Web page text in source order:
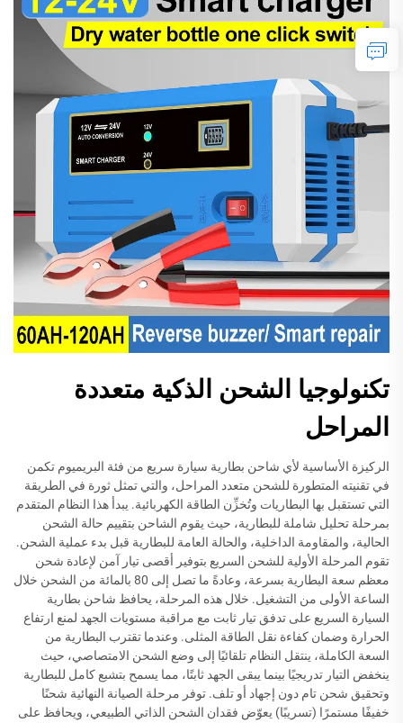
تكنولوجيا الشحن الذكية متعددة
المراحل
الركيزة الأساسية لأي شاحن بطارية سيارة سريع من فئة البريميوم تكمن
في تقنيته المتطورة للشحن متعدد المراحل، والتي تمثل ثورة في الطريقة
التي تستقبل بها البطاريات وتُخزِّن الطاقة الكهربائية. يبدأ هذا النظام المتقدم
بمرحلة تحليل شاملة للبطارية، حيث يقوم الشاحن بتقييم حالة الشحن
الحالية، والمقاومة الداخلية، والحالة العامة للبطارية قبل بدء عملية الشحن.
تقوم المرحلة الأولية للشحن السريع بتوفير أقصى تيار آمن لإعادة شحن
معظم سعة البطارية بسرعة، وعادةً ما تصل إلى 80 بالمائة من الشحن خلال
الساعة الأولى من التشغيل. خلال هذه المرحلة، يحافظ شاحن بطارية
السيارة السريع على تدفق تيار ثابت مع مراقبة مستويات الجهد لمنع ارتفاع
الحرارة وضمان كفاءة نقل الطاقة المثلى. وعندما تقترب البطارية من
السعة الكاملة، ينتقل النظام تلقائيًا إلى وضع الشحن الامتصاصي، حيث
ينخفض التيار تدريجيًا بينما يبقى الجهد ثابتًا، مما يسمح بتشبع كامل للبطارية
وتحقيق شحن تام دون إجهاد أو تلف. توفر مرحلة الصيانة النهائية شحنًا
خفيفًا مستمرًا (تسريبًا) يعوّض فقدان الشحن الذاتي الطبيعي، ويحافظ على